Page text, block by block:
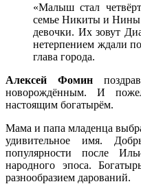
«Малыш стал
семье Никиты и Нины
девочки. Их зовут
нетерпением ждали
глава города.
Алексей Фомин
новорождённым. И
настоящим богатырём.
Мама и папа младенца
удивительное имя.
популярности после
народного эпоса.
разнообразием дарований.